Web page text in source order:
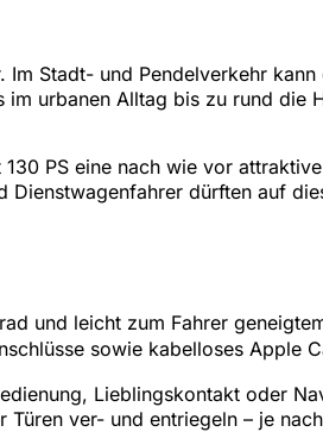
Stadt- und Pendelverkehr
urbanen Alltag bis zu rund die
PS eine nach wie vor
dürften auf
und leicht zum Fahrer
sowie kabelloses Apple
Lieblingskontakt oder
ver- und entriegeln – je